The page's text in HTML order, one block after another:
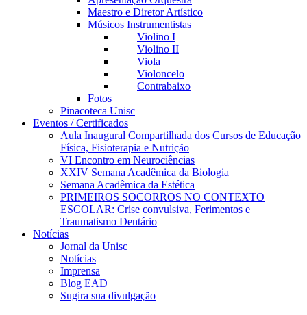
Maestro e Diretor Artístico
Músicos Instrumentistas
Violino I
Violino II
Viola
Violoncelo
Contrabaixo
Fotos
Pinacoteca Unisc
Eventos / Certificados
Aula Inaugural Compartilhada dos Cursos de Educação
Física, Fisioterapia e Nutrição
VI Encontro em Neurociências
XXIV Semana Acadêmica da Biologia
Semana Acadêmica da Estética
PRIMEIROS SOCORROS NO CONTEXTO
ESCOLAR: Crise convulsiva, Ferimentos e
Traumatismo Dentário
Notícias
Jornal da Unisc
Notícias
Imprensa
Blog EAD
Sugira sua divulgação